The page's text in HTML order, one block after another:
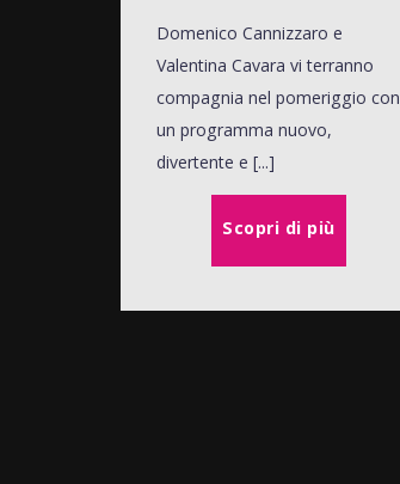
Domenico Cannizzaro e
Valentina Cavara vi terranno
compagnia nel pomeriggio con
un programma nuovo,
divertente e [...]
Scopri di più